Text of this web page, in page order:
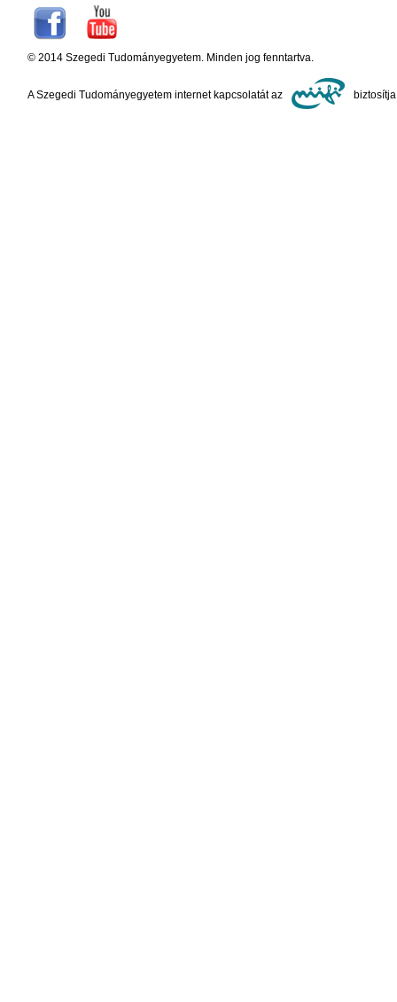
© 2014 Szegedi Tudományegyetem. Minden jog fenntartva.
A Szegedi Tudományegyetem internet kapcsolatát az biztosítja